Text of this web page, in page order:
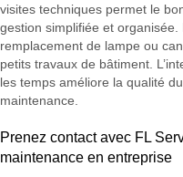
visites techniques permet le
gestion simplifiée et
remplacement de lampe ou
petits travaux de bâtiment.
les temps améliore la qualité
maintenance.
Prenez contact avec FL
maintenance en entreprise